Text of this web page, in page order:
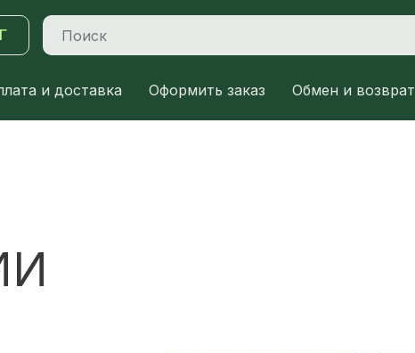
и доставка Оформить заказ Обмен и возврат